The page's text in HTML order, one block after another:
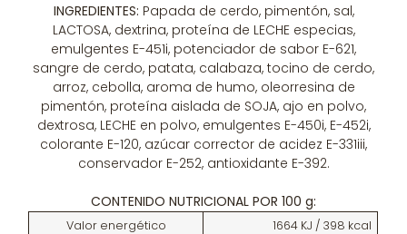
INGREDIENTES: Papada de cerdo, pimentón, sal,
LACTOSA, dextrina, proteína de LECHE especias,
emulgentes E-451i, potenciador de sabor E-621,
sangre de cerdo, patata, calabaza, tocino de cerdo,
arroz, cebolla, aroma de humo, oleorresina de
pimentón, proteína aislada de SOJA, ajo en polvo,
dextrosa, LECHE en polvo, emulgentes E-450i, E-452i,
colorante E-120, azúcar corrector de acidez E-331iii,
conservador E-252, antioxidante E-392.
CONTENIDO NUTRICIONAL POR 100 g:
Valor energético
1664 KJ / 398 kcal